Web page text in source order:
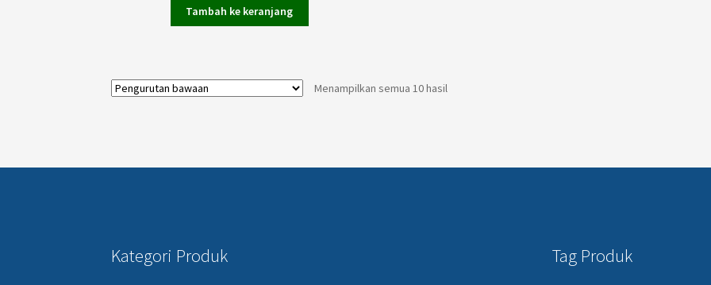
adalah:
Rp80.000.
ini
adalah:
Tambah ke keranjang
Menampilkan semua 10 hasil
Kategori Produk Tag Produk